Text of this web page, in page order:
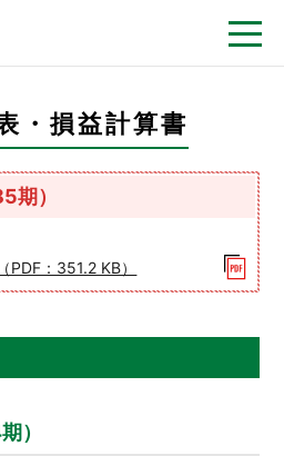
・損益計算書
期）
：351.2 KB）
）